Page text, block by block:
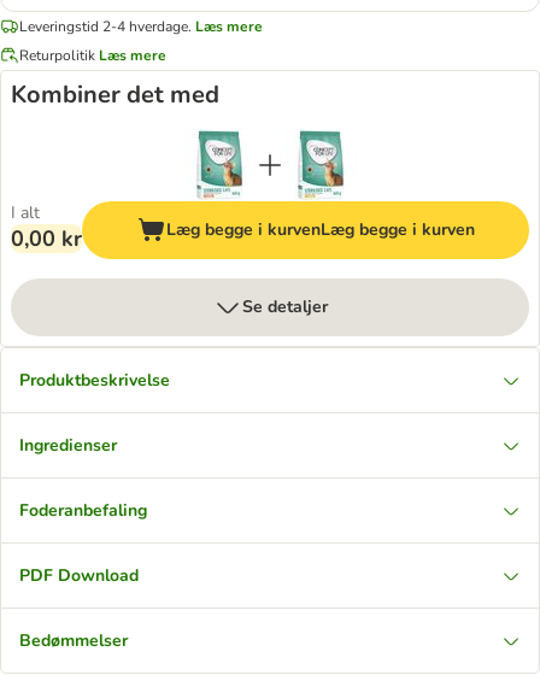
Leveringstid 2-4 hverdage. Læs mere
Returpolitik Læs mere
Kombiner det med
I alt
0,00 kr Læg begge i kurvenLæg begge i kurven
Se detaljer
Produktbeskrivelse
Ingredienser
Foderanbefaling
PDF Download
Bedømmelser